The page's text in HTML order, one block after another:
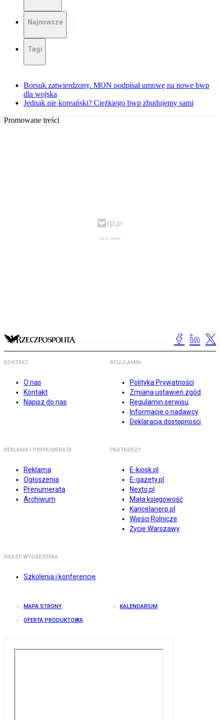
Najnowsze
Tagi
Borsuk zatwierdzony. MON podpisał umowę na nowe bwp
dla wojska
Jednak nie koreański? Ciężkiego bwp zbudujemy sami
Promowane treści
KONTAKT
O nas
Kontakt
Napisz do nas
REGULAMIN
Polityka Prywatności
Zmiana ustawień zgód
Regulamin serwisu
Informacje o nadawcy
Deklaracja dostępności
REKLAMA I PRENUMERATA
Reklama
Ogłoszenia
Prenumerata
Archiwum
PARTNERZY
E-kiosk.pl
E-gazety.pl
Nexto.pl
Mała księgowość
Kancelarierp.pl
Wieści Rolnicze
Życie Warszawy
NASZE WYDARZENIA
Szkolenia i konferencje
MAPA STRONY KALENDARIUM
OFERTA PRODUKTOWA